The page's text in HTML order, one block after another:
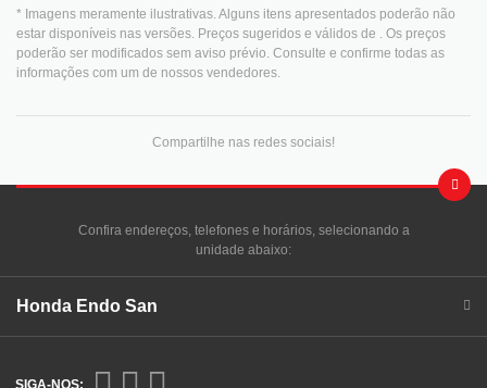
* Imagens meramente ilustrativas. Alguns itens apresentados poderão não
estar disponíveis nas versões. Preços sugeridos e válidos de
. Os preços
poderão ser modificados sem aviso prévio. Consulte e confirme todas as
informações com um de nossos vendedores.
Compartilhe nas redes sociais!
Confira endereços, telefones e horários, selecionando a
unidade abaixo:
Honda Endo San
SIGA-NOS: